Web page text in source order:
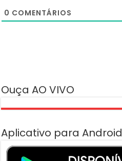
0 COMENTÁRIOS
Ouça AO VIVO
Aplicativo para Android